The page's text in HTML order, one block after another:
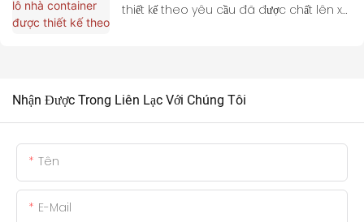
thiết kế theo yêu cầu đã được chất lên xe
Nhận Được Trong Liên Lạc Với Chúng Tôi
Tên
E-Mail